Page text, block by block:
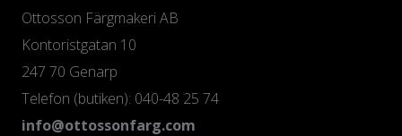
Ottosson Färgmakeri AB
Kontoristgatan 10
247 70 Genarp
Telefon (butiken): 040-48 25 74
info@ottossonfarg.com